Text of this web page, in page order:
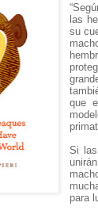
las
su
que
Si
para